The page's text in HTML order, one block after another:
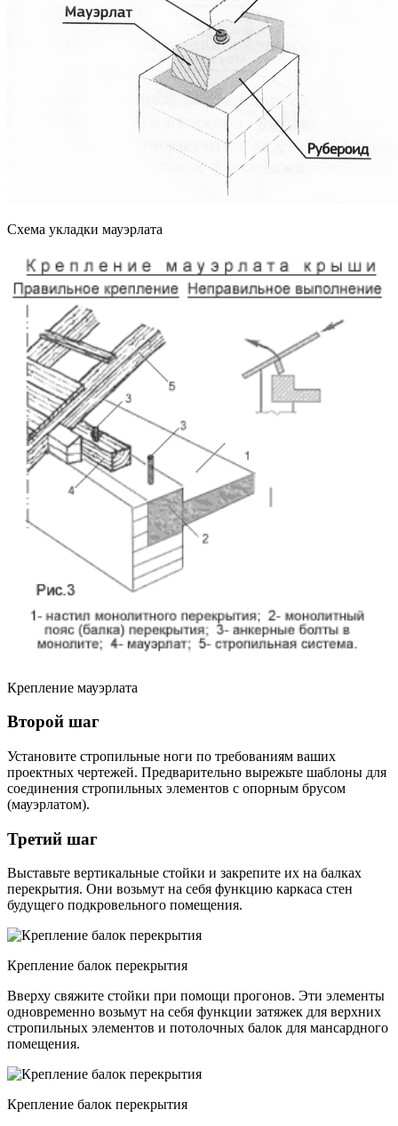
Схема укладки мауэрлата
Крепление мауэрлата
Второй шаг
Установите стропильные ноги по требованиям ваших
проектных чертежей. Предварительно вырежьте шаблоны для
соединения стропильных элементов с опорным брусом
(мауэрлатом).
Третий шаг
Выставьте вертикальные стойки и закрепите их на балках
перекрытия. Они возьмут на себя функцию каркаса стен
будущего подкровельного помещения.
Крепление балок перекрытия
Вверху свяжите стойки при помощи прогонов. Эти элементы
одновременно возьмут на себя функции затяжек для верхних
стропильных элементов и потолочных балок для мансардного
помещения.
Крепление балок перекрытия